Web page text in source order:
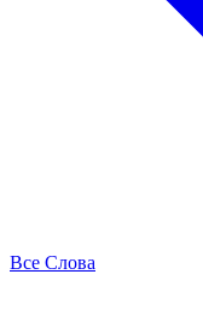
Все Слова